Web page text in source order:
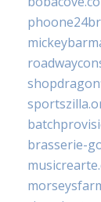
brasserie-